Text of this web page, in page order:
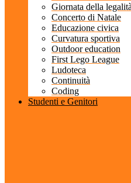
Giornata della legalità
Concerto di Natale
Educazione civica
Curvatura sportiva
Outdoor education
First Lego League
Ludoteca
Continuità
Coding
Studenti e Genitori